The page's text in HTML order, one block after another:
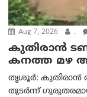
Aug 7, 2026 .
കുതിരാൻ
കനത്ത മഴ
തൃശൂർ: കുതിരാൻ
തുടർന്ന്